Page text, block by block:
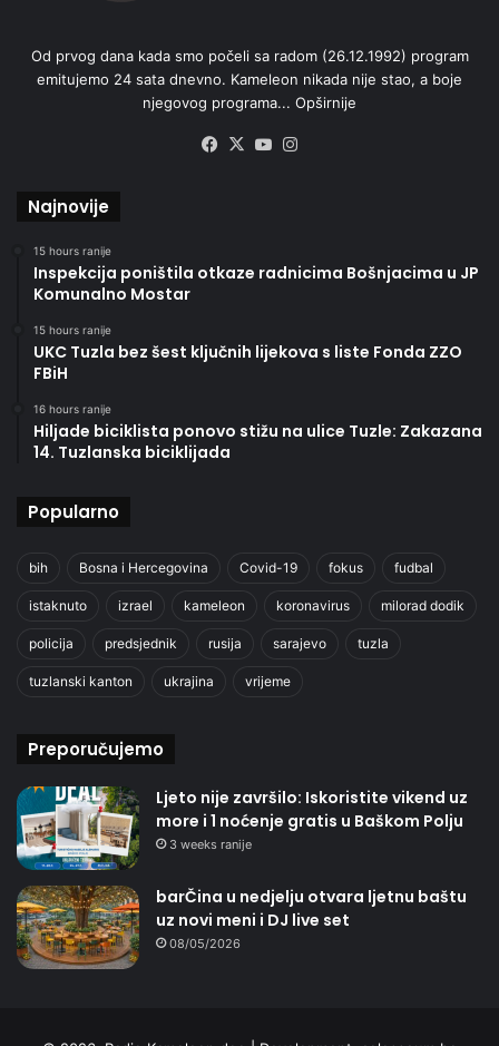
Od prvog dana kada smo počeli sa radom (26.12.1992) program
emitujemo 24 sata dnevno. Kameleon nikada nije stao, a boje
njegovog programa... Opširnije
Facebook
X YouTube
Najnovije
15 hours ranije
Inspekcija poništila otkaze radnicima Bošnjacima u JP
Komunalno Mostar
15 hours ranije
UKC Tuzla bez šest ključnih lijekova s liste Fonda ZZO
FBiH
16 hours ranije
Hiljade biciklista ponovo stižu na ulice Tuzle: Zakazana
14. Tuzlanska biciklijada
Popularno
bih Bosna i Hercegovina Covid-19 fokus fudbal
istaknuto izrael kameleon koronavirus milorad dodik
policija predsjednik rusija sarajevo tuzla
tuzlanski kanton ukrajina vrijeme
Preporučujemo
Ljeto nije završilo: Iskoristite vikend uz
more i 1 noćenje gratis u Baškom Polju
3 weeks ranije
barČina u nedjelju otvara ljetnu baštu
uz novi meni i DJ live set
08/05/2026